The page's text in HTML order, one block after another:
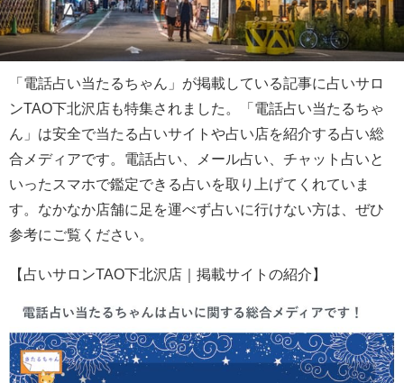
「電話占い当たるちゃん」が掲載している記事に占いサロ
ンTAO下北沢店も特集されました。「電話占い当たるちゃ
ん」は安全で当たる占いサイトや占い店を紹介する占い総
合メディアです。電話占い、メール占い、チャット占いと
いったスマホで鑑定できる占いを取り上げてくれていま
す。なかなか店舗に足を運べず占いに行けない方は、ぜひ
参考にご覧ください。
【占いサロンTAO下北沢店｜掲載サイトの紹介】